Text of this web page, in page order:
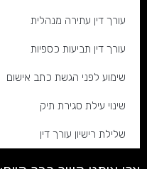
עורך דין עתירה מנהלית
עורך דין תביעות כספיות
שימוע לפני הגשת כתב אישום
שינוי עילת סגירת תיק
שלילת רישיון עורך דין